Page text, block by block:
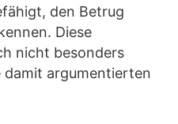
den Betrug
Diese
nicht besonders
damit argumentierten